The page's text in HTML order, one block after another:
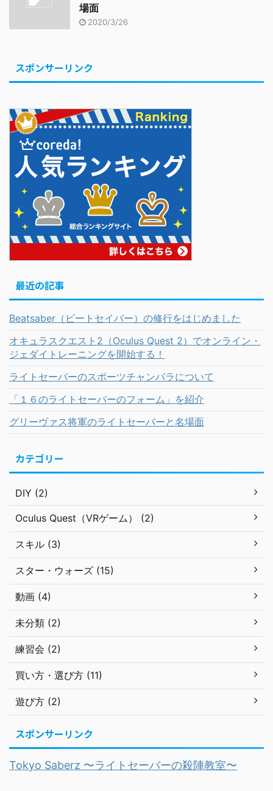
場面
2020/3/26
スポンサーリンク
最近の記事
Beatsaber（ビートセイバー）の修行をはじめました
オキュラスクエスト2（Oculus Quest 2）でオンライン・
ジェダイトレーニングを開始する！
ライトセーバーのスポーツチャンバラについて
「１６のライトセーバーのフォーム」を紹介
グリーヴァス将軍のライトセーバーと名場面
カテゴリー
DIY (2)
Oculus Quest（VRゲーム） (2)
スキル (3)
スター・ウォーズ (15)
動画 (4)
未分類 (2)
練習会 (2)
買い方・選び方 (11)
遊び方 (2)
スポンサーリンク
Tokyo Saberz 〜ライトセーバーの殺陣教室〜